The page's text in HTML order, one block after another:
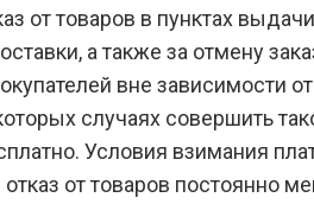
от товаров в пунктах
а также за отмену
вне зависимости
случаях совершить
Условия взимания
от товаров постоянно